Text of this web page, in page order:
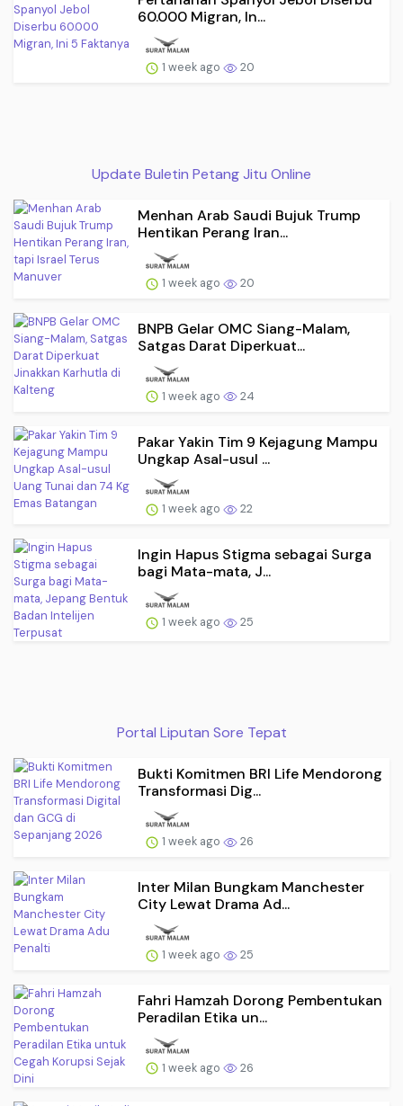
60.000 Migran, In...
1 week ago 20
Update Buletin Petang Jitu Online
Menhan Arab Saudi Bujuk Trump
Hentikan Perang Iran...
1 week ago 20
BNPB Gelar OMC Siang-Malam,
Satgas Darat Diperkuat...
1 week ago 24
Pakar Yakin Tim 9 Kejagung Mampu
Ungkap Asal-usul ...
1 week ago 22
Ingin Hapus Stigma sebagai Surga
bagi Mata-mata, J...
1 week ago 25
Portal Liputan Sore Tepat
Bukti Komitmen BRI Life Mendorong
Transformasi Dig...
1 week ago 26
Inter Milan Bungkam Manchester
City Lewat Drama Ad...
1 week ago 25
Fahri Hamzah Dorong Pembentukan
Peradilan Etika un...
1 week ago 26